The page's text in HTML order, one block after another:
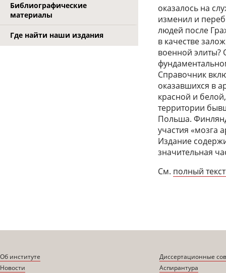
Библиографические
материалы
Где найти наши издания
оказалось на
изменил и
людей после
в качестве
военной элиты?
Справочник
оказавшихся в
красной и
территории
Польша.
участия «мозга
Издание
значительная
См. полный
Об институте
Новости
Диссертационные
Аспирантура